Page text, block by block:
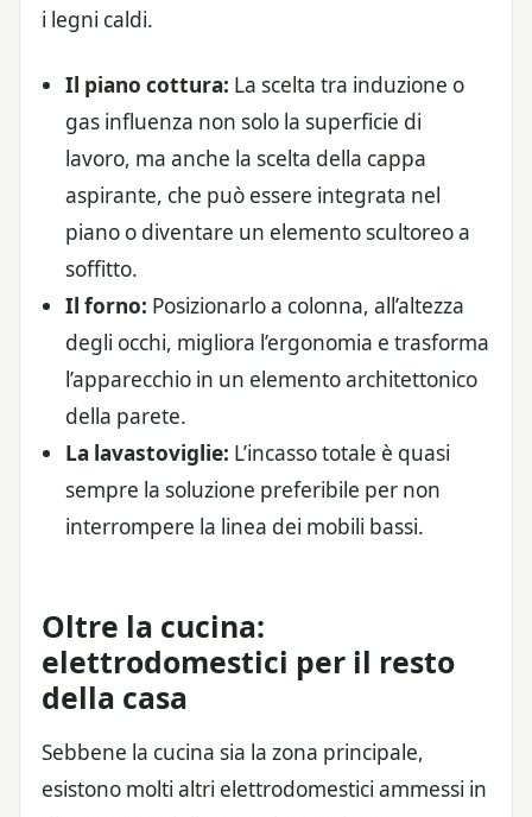
i legni caldi.
Il piano cottura: La scelta tra induzione o
gas influenza non solo la superficie di
lavoro, ma anche la scelta della cappa
aspirante, che può essere integrata nel
piano o diventare un elemento scultoreo a
soffitto.
Il forno: Posizionarlo a colonna, all’altezza
degli occhi, migliora l’ergonomia e trasforma
l’apparecchio in un elemento architettonico
della parete.
La lavastoviglie: L’incasso totale è quasi
sempre la soluzione preferibile per non
interrompere la linea dei mobili bassi.
Oltre la cucina:
elettrodomestici per il resto
della casa
Sebbene la cucina sia la zona principale,
esistono molti altri elettrodomestici ammessi in